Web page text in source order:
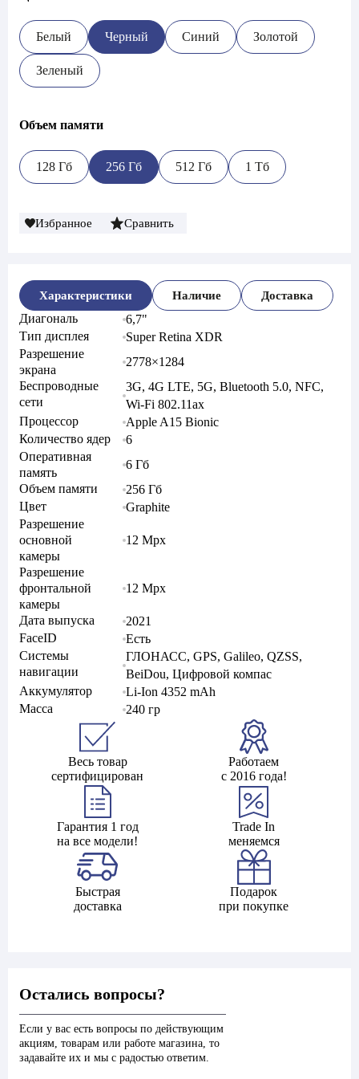
Белый Черный Синий Золотой
Зеленый
Объем памяти
128 Гб 256 Гб 512 Гб 1 Тб
Избранное Сравнить
Характеристики Наличие Доставка
Диагональ
6,7"
Тип дисплея
Super Retina XDR
Разрешение
экрана
2778×1284
Беспроводные
сети
3G, 4G LTE, 5G, Bluetooth 5.0, NFC,
Wi-Fi 802.11ax
Процессор
Apple A15 Bionic
Количество ядер
6
Оперативная
память
6 Гб
Объем памяти
256 Гб
Цвет
Graphite
Разрешение
основной
камеры
12 Mpx
Разрешение
фронтальной
камеры
12 Mpx
Дата выпуска
2021
FaceID
Есть
Системы
навигации
ГЛОНАСС, GPS, Galileo, QZSS,
BeiDou, Цифровой компас
Аккумулятор
Li-Ion 4352 mAh
Масса
240 гр
Весь товар
сертифицирован
Работаем
с 2016 года!
Гарантия 1 год
на все модели!
Trade In
меняемся
Быстрая
доставка
Подарок
при покупке
Остались вопросы?
Если у вас есть вопросы по действующим
акциям, товарам или работе магазина, то
задавайте их и мы с радостью ответим.